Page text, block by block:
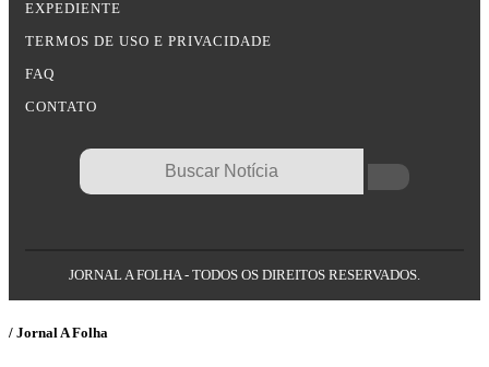
EXPEDIENTE
TERMOS DE USO E PRIVACIDADE
FAQ
CONTATO
JORNAL A FOLHA - TODOS OS DIREITOS RESERVADOS.
/ Jornal A Folha